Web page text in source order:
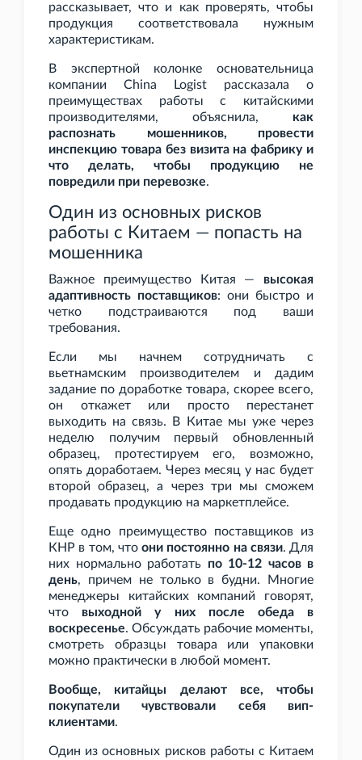
рассказывает, что и как проверять, чтобы
продукция соответствовала нужным
характеристикам.
В экспертной колонке основательница
компании China Logist рассказала о
преимуществах работы с китайскими
производителями, объяснила, как
распознать мошенников, провести
инспекцию товара без визита на фабрику и
что делать, чтобы продукцию не
повредили при перевозке.
Один из основных рисков
работы с Китаем — попасть на
мошенника
Важное преимущество Китая — высокая
адаптивность поставщиков: они быстро и
четко подстраиваются под ваши
требования.
Если мы начнем сотрудничать с
вьетнамским производителем и дадим
задание по доработке товара, скорее всего,
он откажет или просто перестанет
выходить на связь. В Китае мы уже через
неделю получим первый обновленный
образец, протестируем его, возможно,
опять доработаем. Через месяц у нас будет
второй образец, а через три мы сможем
продавать продукцию на маркетплейсе.
Еще одно преимущество поставщиков из
КНР в том, что они постоянно на связи. Для
них нормально работать по 10-12 часов в
день, причем не только в будни. Многие
менеджеры китайских компаний говорят,
что выходной у них после обеда в
воскресенье. Обсуждать рабочие моменты,
смотреть образцы товара или упаковки
можно практически в любой момент.
Вообще, китайцы делают все, чтобы
покупатели чувствовали себя вип-
клиентами.
Один из основных рисков работы с Китаем